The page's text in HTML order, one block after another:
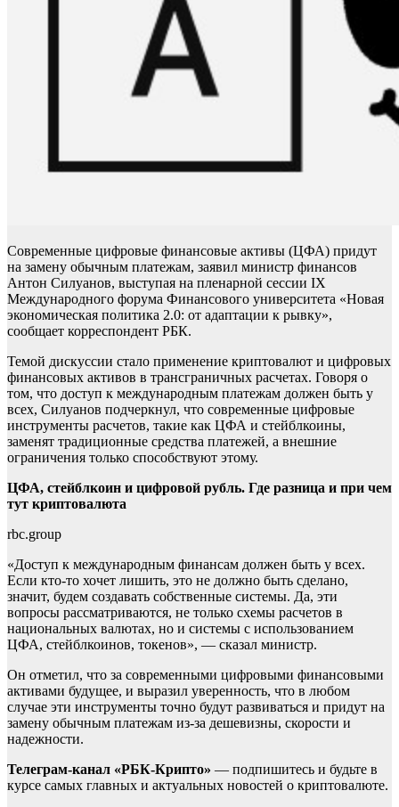
Современные цифровые финансовые активы (ЦФА) придут
на замену обычным платежам, заявил министр финансов
Антон Силуанов, выступая на пленарной сессии IX
Международного форума Финансового университета «Новая
экономическая политика 2.0: от адаптации к рывку»,
сообщает корреспондент РБК.
Темой дискуссии стало применение криптовалют и цифровых
финансовых активов в трансграничных расчетах. Говоря о
том, что доступ к международным платежам должен быть у
всех, Силуанов подчеркнул, что современные цифровые
инструменты расчетов, такие как ЦФА и стейблкоины,
заменят традиционные средства платежей, а внешние
ограничения только способствуют этому.
ЦФА, стейблкоин и цифровой рубль. Где разница и при чем
тут криптовалюта
rbc.group
«Доступ к международным финансам должен быть у всех.
Если кто-то хочет лишить, это не должно быть сделано,
значит, будем создавать собственные системы. Да, эти
вопросы рассматриваются, не только схемы расчетов в
национальных валютах, но и системы с использованием
ЦФА, стейблкоинов, токенов», — сказал министр.
Он отметил, что за современными цифровыми финансовыми
активами будущее, и выразил уверенность, что в любом
случае эти инструменты точно будут развиваться и придут на
замену обычным платежам из-за дешевизны, скорости и
надежности.
Телеграм-канал «РБК-Крипто» — подпишитесь и будьте в
курсе самых главных и актуальных новостей о криптовалюте.